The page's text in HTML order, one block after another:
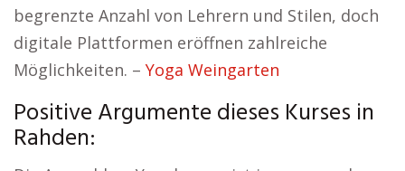
begrenzte Anzahl von Lehrern und Stilen, doch
digitale Plattformen eröffnen zahlreiche
Möglichkeiten. – Yoga Weingarten
Positive Argumente dieses Kurses in
Rahden: